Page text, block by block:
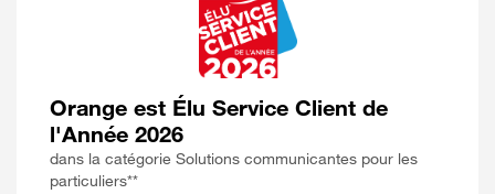
Orange est Élu Service Client de
l'Année 2026
dans la catégorie Solutions communicantes pour les
particuliers**